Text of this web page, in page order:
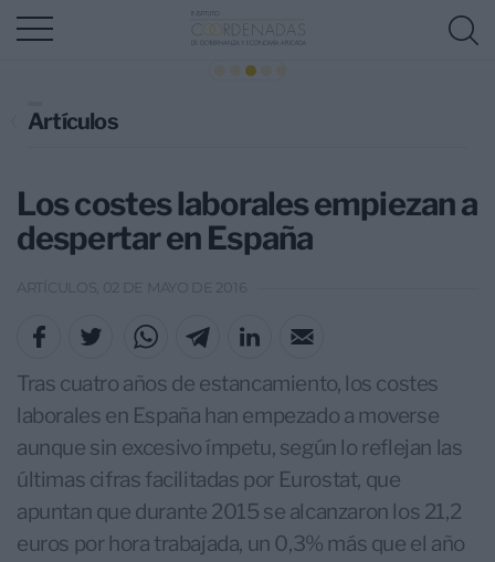
Artículos
Los costes laborales empiezan a
despertar en España
ARTÍCULOS, 02 DE MAYO DE 2016
Tras cuatro años de estancamiento, los costes
laborales en España han empezado a moverse
aunque sin excesivo ímpetu, según lo reflejan las
últimas cifras facilitadas por Eurostat, que
apuntan que durante 2015 se alcanzaron los 21,2
euros por hora trabajada, un 0,3% más que el año